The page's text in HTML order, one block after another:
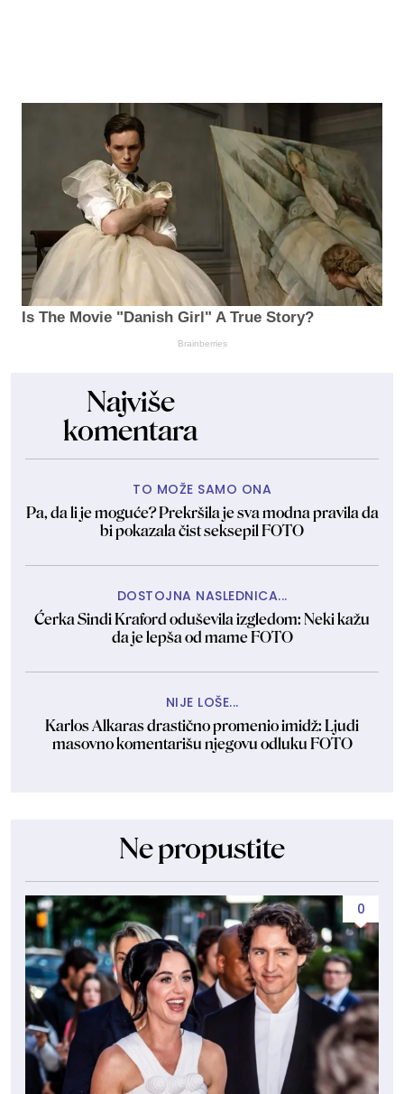
Is The Movie "Danish Girl" A True Story?
Brainberries
Najviše
komentara
TO MOŽE SAMO ONA
Pa, da li je moguće? Prekršila je sva modna pravila da
bi pokazala čist seksepil FOTO
DOSTOJNA NASLEDNICA...
Ćerka Sindi Kraford oduševila izgledom: Neki kažu
da je lepša od mame FOTO
NIJE LOŠE...
Karlos Alkaras drastično promenio imidž: Ljudi
masovno komentarišu njegovu odluku FOTO
Ne propustite
0